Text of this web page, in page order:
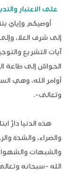
على الاعتبار
أوصيكم وإيايَ
إلى شرف العلا،
آيات التشريع
الحواسّ إلى طاعة
أوامر الله، وهي
وتعالى-.
هذه الدنيا دارُ
والضراء، والشدة
والشبهات
الله -سبحانه